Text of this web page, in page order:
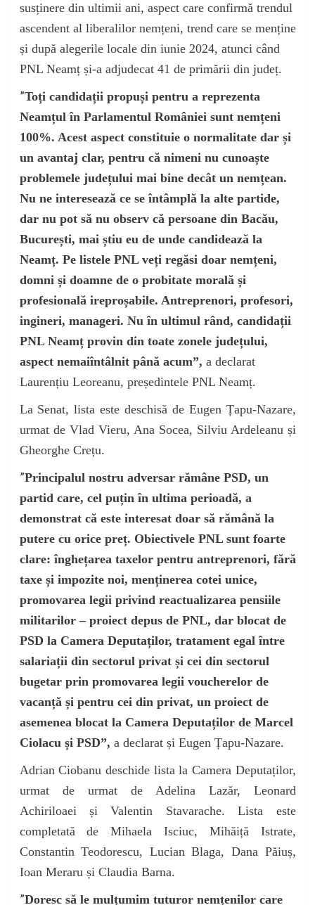
susținere din ultimii ani, aspect care confirmă trendul
ascendent al liberalilor nemțeni, trend care se menține
și după alegerile locale din iunie 2024, atunci când
PNL Neamț și-a adjudecat 41 de primării din județ.
”Toți candidații propuși pentru a reprezenta
Neamțul în Parlamentul României sunt nemțeni
100%. Acest aspect constituie o normalitate dar și
un avantaj clar, pentru că nimeni nu cunoaște
problemele județului mai bine decât un nemțean.
Nu ne interesează ce se întâmplă la alte partide,
dar nu pot să nu observ că persoane din Bacău,
București, mai știu eu de unde candidează la
Neamț. Pe listele PNL veți regăsi doar nemțeni,
domni și doamne de o probitate morală și
profesională ireproșabile. Antreprenori, profesori,
ingineri, manageri. Nu în ultimul rând, candidații
PNL Neamț provin din toate zonele județului,
aspect nemaiîntâlnit până acum”, a declarat
Laurențiu Leoreanu, președintele PNL Neamț.
La Senat, lista este deschisă de Eugen Țapu-Nazare,
urmat de Vlad Vieru, Ana Socea, Silviu Ardeleanu și
Gheorghe Crețu.
”Principalul nostru adversar rămâne PSD, un
partid care, cel puțin în ultima perioadă, a
demonstrat că este interesat doar să rămână la
putere cu orice preț. Obiectivele PNL sunt foarte
clare: înghețarea taxelor pentru antreprenori, fără
taxe și impozite noi, menținerea cotei unice,
promovarea legii privind reactualizarea pensiile
militarilor – proiect depus de PNL, dar blocat de
PSD la Camera Deputaților, tratament egal între
salariații din sectorul privat și cei din sectorul
bugetar prin promovarea legii voucherelor de
vacanță și pentru cei din privat, un proiect de
asemenea blocat la Camera Deputaților de Marcel
Ciolacu și PSD”, a declarat și Eugen Țapu-Nazare.
Adrian Ciobanu deschide lista la Camera Deputaților,
urmat de urmat de Adelina Lazăr, Leonard
Achiriloaei și Valentin Stavarache. Lista este
completată de Mihaela Isciuc, Mihăiță Istrate,
Constantin Teodorescu, Lucian Blaga, Dana Păiuș,
Ioan Meraru și Claudia Barna.
”Doresc să le mulțumim tuturor nemțenilor care